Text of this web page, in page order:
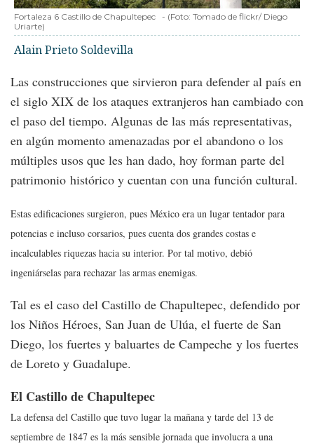
Fortaleza 6 Castillo de Chapultepec - (Foto: Tomado de flickr/ Diego
Uriarte)
Alain Prieto Soldevilla
Las construcciones que sirvieron para defender al país en
el siglo XIX de los ataques extranjeros han cambiado con
el paso del tiempo. Algunas de las más representativas,
en algún momento amenazadas por el abandono o los
múltiples usos que les han dado, hoy forman parte del
patrimonio histórico y cuentan con una función cultural.
Estas edificaciones surgieron, pues México era un lugar tentador para
potencias e incluso corsarios, pues cuenta dos grandes costas e
incalculables riquezas hacia su interior. Por tal motivo, debió
ingeniárselas para rechazar las armas enemigas.
Tal es el caso del Castillo de Chapultepec, defendido por
los Niños Héroes, San Juan de Ulúa, el fuerte de San
Diego, los fuertes y baluartes de Campeche y los fuertes
de Loreto y Guadalupe.
El Castillo de Chapultepec
La defensa del Castillo que tuvo lugar la mañana y tarde del 13 de
septiembre de 1847 es la más sensible jornada que involucra a una